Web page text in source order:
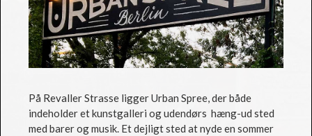
På Revaller Strasse ligger Urban Spree, der både
indeholder et kunstgalleri og udendørs hæng-ud sted
med barer og musik. Et dejligt sted at nyde en sommer